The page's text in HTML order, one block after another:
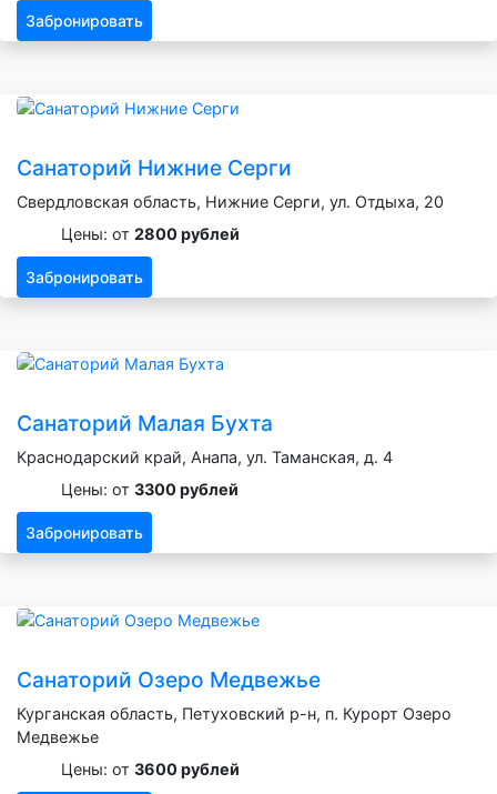
Забронировать
Санаторий Нижние Серги
Свердловская область, Нижние Серги, ул. Отдыха, 20
Цены: от 2800 рублей
Забронировать
Санаторий Малая Бухта
Краснодарский край, Анапа, ул. Таманская, д. 4
Цены: от 3300 рублей
Забронировать
Санаторий Озеро Медвежье
Курганская область, Петуховский р-н, п. Курорт Озеро
Медвежье
Цены: от 3600 рублей